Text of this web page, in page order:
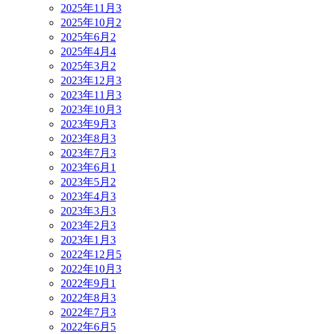
2025年11月 3
2025年10月 2
2025年6月 2
2025年4月 4
2025年3月 2
2023年12月 3
2023年11月 3
2023年10月 3
2023年9月 3
2023年8月 3
2023年7月 3
2023年6月 1
2023年5月 2
2023年4月 3
2023年3月 3
2023年2月 3
2023年1月 3
2022年12月 5
2022年10月 3
2022年9月 1
2022年8月 3
2022年7月 3
2022年6月 5